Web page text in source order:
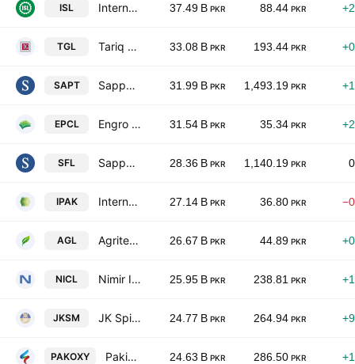
ISL International Steels limited 37.49 B PKR 88.44 PKR
TGL Tariq Glass Industries Limited 33.08 B PKR 193.44 PKR
SAPT Sapphire Textile Mills Limited 31.99 B PKR 1,493.19 PKR
EPCL Engro Polymer & Chemicals Limited 31.54 B PKR 35.34 PKR
SFL Sapphire Fibres Limited 28.36 B PKR 1,140.19 PKR
IPAK International Packaging Films Ltd. 27.14 B PKR 36.80 PKR
AGL Agritech Limited 26.67 B PKR 44.89 PKR
NICL Nimir Industrial Chemicals Ltd. 25.95 B PKR 238.81 PKR
JKSM JK Spinning Mills Ltd. 24.77 B PKR 264.94 PKR
PAKOXY Pakistan Oxygen Limited 24.63 B PKR 286.50 PKR